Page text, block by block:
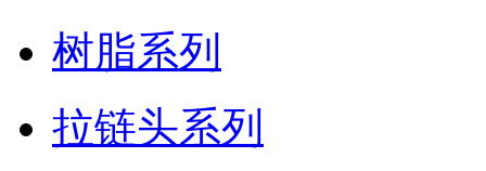
树脂系列
拉链头系列